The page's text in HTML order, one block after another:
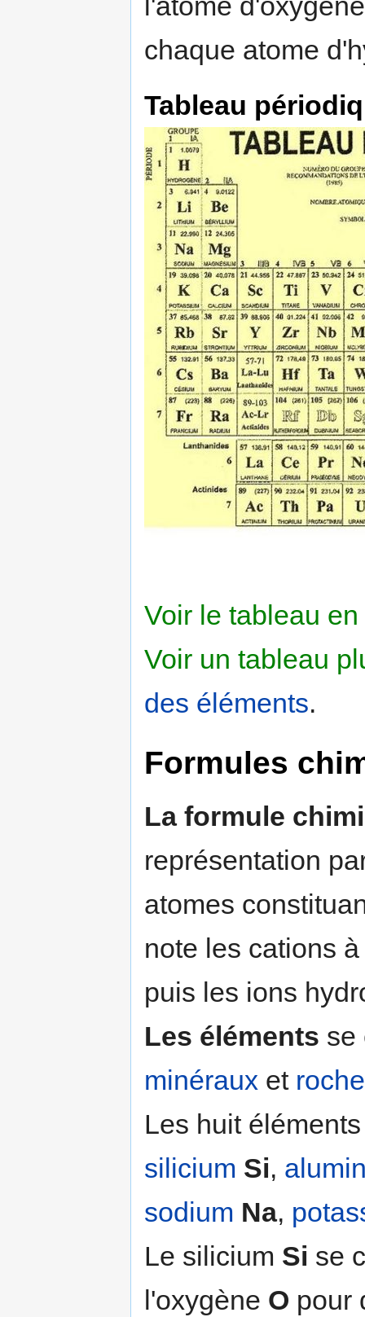
chaque atome
Tableau
Voir le tableau
Voir un tableau
des éléments.
Formules
La formule
représentation
atomes
note les cations
puis les ions
Les éléments se
minéraux et
Les huit
silicium Si,
sodium Na,
Le silicium Si se
l'oxygène O pour